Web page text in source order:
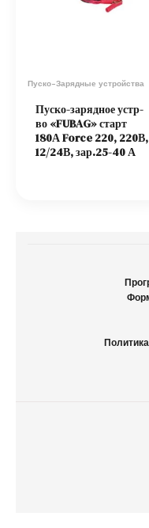
Пуско-Зарядные устройства
Пуско-зарядное устр-
во «FUBAG» старт
180А Force 220, 220В,
12/24В, зар.25-40 А